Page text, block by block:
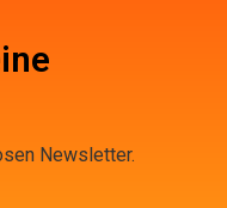
Newsletter.